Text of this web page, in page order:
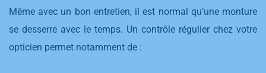
Même avec un bon entretien, il est normal qu’une monture
se desserre avec le temps. Un contrôle régulier chez votre
opticien permet notamment de :